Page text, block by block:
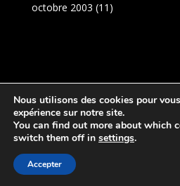
octobre 2003 (11)
Réalisation:
Nous utilisons des cookies pour
expérience sur notre site.
You can find out more about which
switch them off in settings.
Accepter